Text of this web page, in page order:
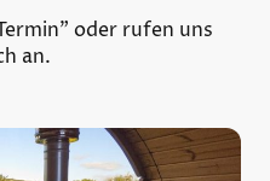
oder rufen uns
an.